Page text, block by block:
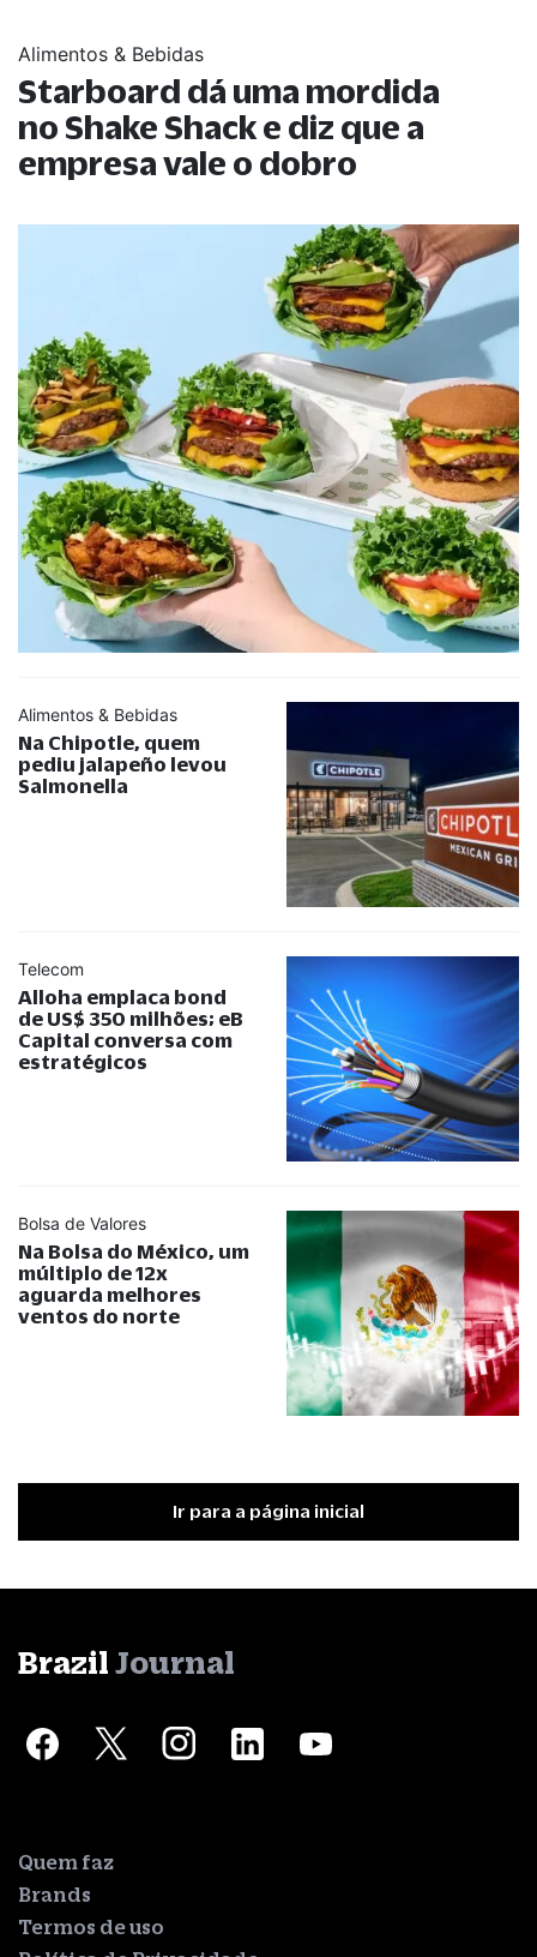
Alimentos & Bebidas
Starboard dá uma mordida
no Shake Shack e diz que a
empresa vale o dobro
Alimentos & Bebidas
Na Chipotle, quem
pediu jalapeño levou
Salmonella
Telecom
Alloha emplaca bond
de US$ 350 milhões; eB
Capital conversa com
estratégicos
Bolsa de Valores
Na Bolsa do México, um
múltiplo de 12x
aguarda melhores
ventos do norte
Ir para a página inicial
Brazil Journal
Quem faz
Brands
Termos de uso